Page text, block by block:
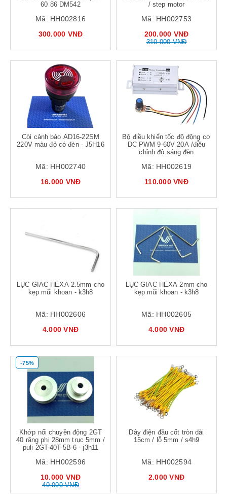
60 86 DM542
Mã: HH002816
300.000 VNĐ
/ step motor
Mã: HH002753
200.000 VNĐ
310.000 VNĐ
Còi cảnh báo AD16-22SM
220V màu đỏ có đèn - J5H16
Mã: HH002740
16.000 VNĐ
Bộ điều khiển tốc độ động cơ
DC PWM 9-60V 20A /điều
chỉnh độ sáng đèn
Mã: HH002619
110.000 VNĐ
LỤC GIÁC HEXA 2.5mm cho
kẹp mũi khoan - k3h8
Mã: HH002606
4.000 VNĐ
LỤC GIÁC HEXA 2mm cho
kẹp mũi khoan - k3h8
Mã: HH002605
4.000 VNĐ
-75%
Khớp nối chuyền động 2GT
40 răng phi 28mm trục 5mm /
puli 2GT-40T-5B-6 - j3h11
Mã: HH002596
10.000 VNĐ
40.000 VNĐ
Dây điện đầu cốt tròn dài
15cm / lỗ 5mm / s4h9
Mã: HH002594
2.000 VNĐ